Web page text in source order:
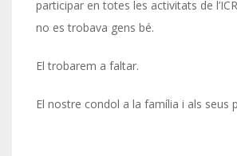
participar en totes les activitats de
no es trobava gens bé.
El trobarem a faltar.
El nostre condol a la família i als seus